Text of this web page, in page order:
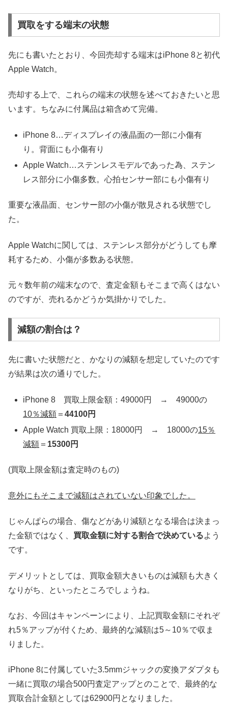
買取をする端末の状態
先にも書いたとおり、今回売却する端末はiPhone 8と初代
Apple Watch。
売却する上で、これらの端末の状態を述べておきたいと思
います。ちなみに付属品は箱含めて完備。
iPhone 8…ディスプレイの液晶面の一部に小傷有
り。背面にも小傷有り
Apple Watch…ステンレスモデルであった為、ステン
レス部分に小傷多数。心拍センサー部にも小傷有り
重要な液晶面、センサー部の小傷が散見される状態でし
た。
Apple Watchに関しては、ステンレス部分がどうしても摩
耗するため、小傷が多数ある状態。
元々数年前の端末なので、査定金額もそこまで高くはない
のですが、売れるかどうか気掛かりでした。
減額の割合は？
先に書いた状態だと、かなりの減額を想定していたのです
が結果は次の通りでした。
iPhone 8 買取上限金額：49000円 → 49000の
10％減額 ＝44100円
Apple Watch 買取上限：18000円 → 18000の15％
減額 ＝ 15300円
(買取上限金額は査定時のもの)
意外にもそこまで減額はされていない印象でした。
じゃんぱらの場合、傷などがあり減額となる場合は決まっ
た金額ではなく、 買取金額に対する割合で決めているよう
です。
デメリットとしては、買取金額大きいものは減額も大きく
なりがち、といったところでしょうね。
なお、今回はキャンペーンにより、上記買取金額にそれぞ
れ5％アップが付くため、最終的な減額は5～10％で収ま
りました。
iPhone 8に付属していた3.5mmジャックの変換アダプタも
一緒に買取の場合500円査定アップとのことで、最終的な
買取合計金額としては62900円となりました。